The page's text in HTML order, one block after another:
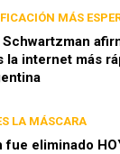
MÁS
Schwartzman
la internet más
LA MÁSCARA
fue eliminado